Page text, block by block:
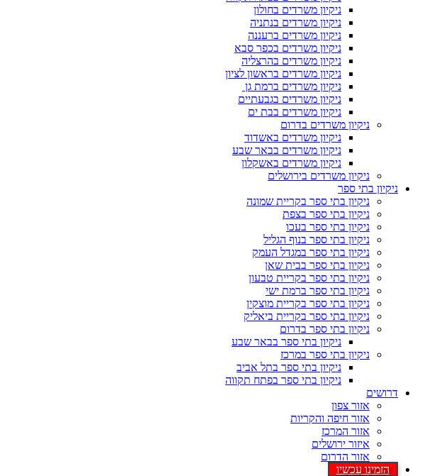
ניקיון משרדים בחולון
ניקיון משרדים בנתניה
ניקיון משרדים ברעננה
ניקיון משרדים בכפר סבא
ניקיון משרדים בהרצליה
ניקיון משרדים בראשון לציון
ניקיון משרדים ברמת גן
ניקיון משרדים בגבעתיים
ניקיון משרדים בבת ים
ניקיון משרדים בדרום
ניקיון משרדים באשדוד
ניקיון משרדים בבאר שבע
ניקיון משרדים באשקלון
ניקיון משרדים בירושלים
ניקיון בתי ספר
ניקיון בתי ספר בקריית שמונה
ניקיון בתי ספר בצפת
ניקיון בתי ספר בעכו
ניקיון בתי ספר בנוף הגליל
ניקיון בתי ספר במגדל העמק
ניקיון בתי ספר בבית שאן
ניקיון בתי ספר בקריית טבעון
ניקיון בתי ספר ברמת ישי
ניקיון בתי ספר בקריית מוצקין
ניקיון בתי ספר בקריית ביאליק
ניקיון בתי ספר בדרום
ניקיון בתי ספר בבאר שבע
ניקיון בתי ספר במרכז
ניקיון בתי ספר בתל אביב
ניקיון בתי ספר בפתח תקווה
דרושים
אזור צפון
אזור חיפה והקריות
אזור המרכז
איזור ירושלים
אזור הדרום
הזמינו עכשיו